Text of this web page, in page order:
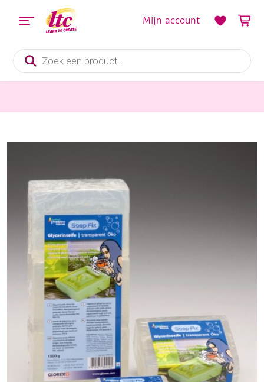
Producten
zoeken
Mijn account